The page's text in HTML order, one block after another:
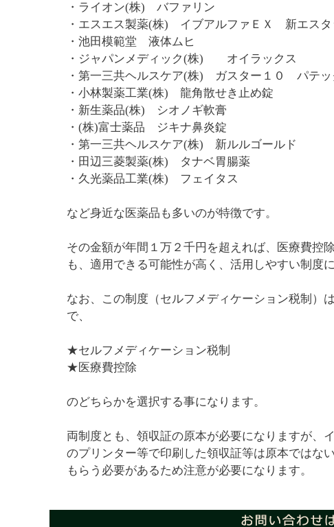
・ライオン(株) バファリン
・エスエス製薬(株) イブアルファＥＸ 新エスタ
・池田模範堂 液体ムヒ
・ジャパンメディック(株) オイラックス
・第一三共ヘルスケア(株) ガスター１０ パテッ
・小林製薬工業(株) 龍角散せき止め錠
・新生薬品(株) シオノギ軟膏
・(株)富士薬品 ジキナ鼻炎錠
・第一三共ヘルスケア(株) 新ルルゴールド
・田辺三菱製薬(株) タナベ胃腸薬
・久光薬品工業(株) フェイタス
など身近な医薬品も多いのが特徴です。
その金額が年間１万２千円を超えれば、医療費控
も、適用できる可能性が高く、活用しやすい制度
なお、この制度（セルフメディケーション税制）
で、
★セルフメディケーション税制
★医療費控除
のどちらかを選択する事になります。
両制度とも、領収証の原本が必要になりますが、
のプリンター等で印刷した領収証等は原本ではな
もらう必要があるため注意が必要になります。